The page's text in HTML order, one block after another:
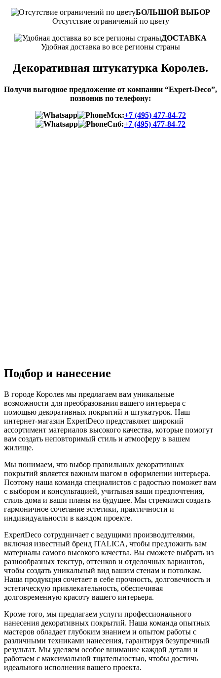
БОЛЬШОЙ ВЫБОР
Отсутствие ограничений по цвету
ДОСТАВКА
Удобная доставка во все регионы страны
Декоративная штукатурка Королев.
Получи выгодное предложение от компании “Expert-Deco”,
позвонив по телефону:
Мск:+7 (495) 477-84-72
Спб:+7 (495) 477-84-72
Подбор и нанесение
В городе Королев мы предлагаем вам уникальные
возможности для преобразования вашего интерьера с
помощью декоративных покрытий и штукатурок. Наш
интернет-магазин ExpertDeco представляет широкий
ассортимент материалов высокого качества, которые помогут
вам создать неповторимый стиль и атмосферу в вашем
жилище.
Мы понимаем, что выбор правильных декоративных
покрытий является важным шагом в оформлении интерьера.
Поэтому наша команда специалистов с радостью поможет вам
с выбором и консультацией, учитывая ваши предпочтения,
стиль дома и ваши планы на будущее. Мы стремимся создать
гармоничное сочетание эстетики, практичности и
индивидуальности в каждом проекте.
ExpertDeco сотрудничает с ведущими производителями,
включая известный бренд ITALICA, чтобы предложить вам
материалы самого высокого качества. Вы сможете выбрать из
разнообразных текстур, оттенков и отделочных вариантов,
чтобы создать уникальный вид вашим стенам и потолкам.
Наша продукция сочетает в себе прочность, долговечность и
эстетическую привлекательность, обеспечивая
долговременную красоту вашего интерьера.
Кроме того, мы предлагаем услуги профессионального
нанесения декоративных покрытий. Наша команда опытных
мастеров обладает глубоким знанием и опытом работы с
различными техниками нанесения, гарантируя безупречный
результат. Мы уделяем особое внимание каждой детали и
работаем с максимальной тщательностью, чтобы достичь
идеального исполнения вашего проекта.